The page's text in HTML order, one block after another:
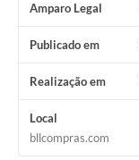
Amparo Legal
Publicado em
Realização em
Local
bllcompras.com